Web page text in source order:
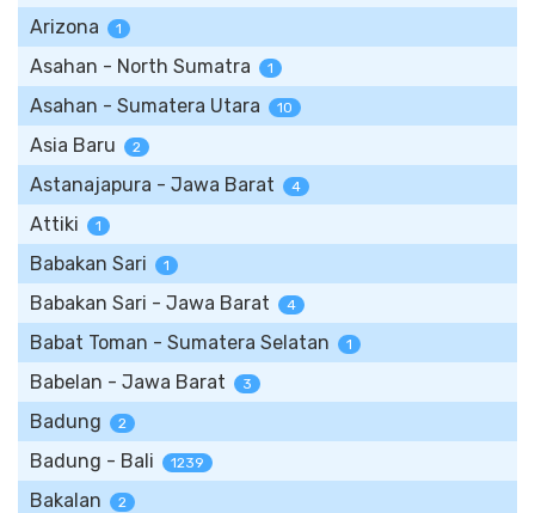
Arizona 1
Asahan - North Sumatra 1
Asahan - Sumatera Utara 10
Asia Baru 2
Astanajapura - Jawa Barat 4
Attiki 1
Babakan Sari 1
Babakan Sari - Jawa Barat 4
Babat Toman - Sumatera Selatan 1
Babelan - Jawa Barat 3
Badung 2
Badung - Bali 1239
Bakalan 2